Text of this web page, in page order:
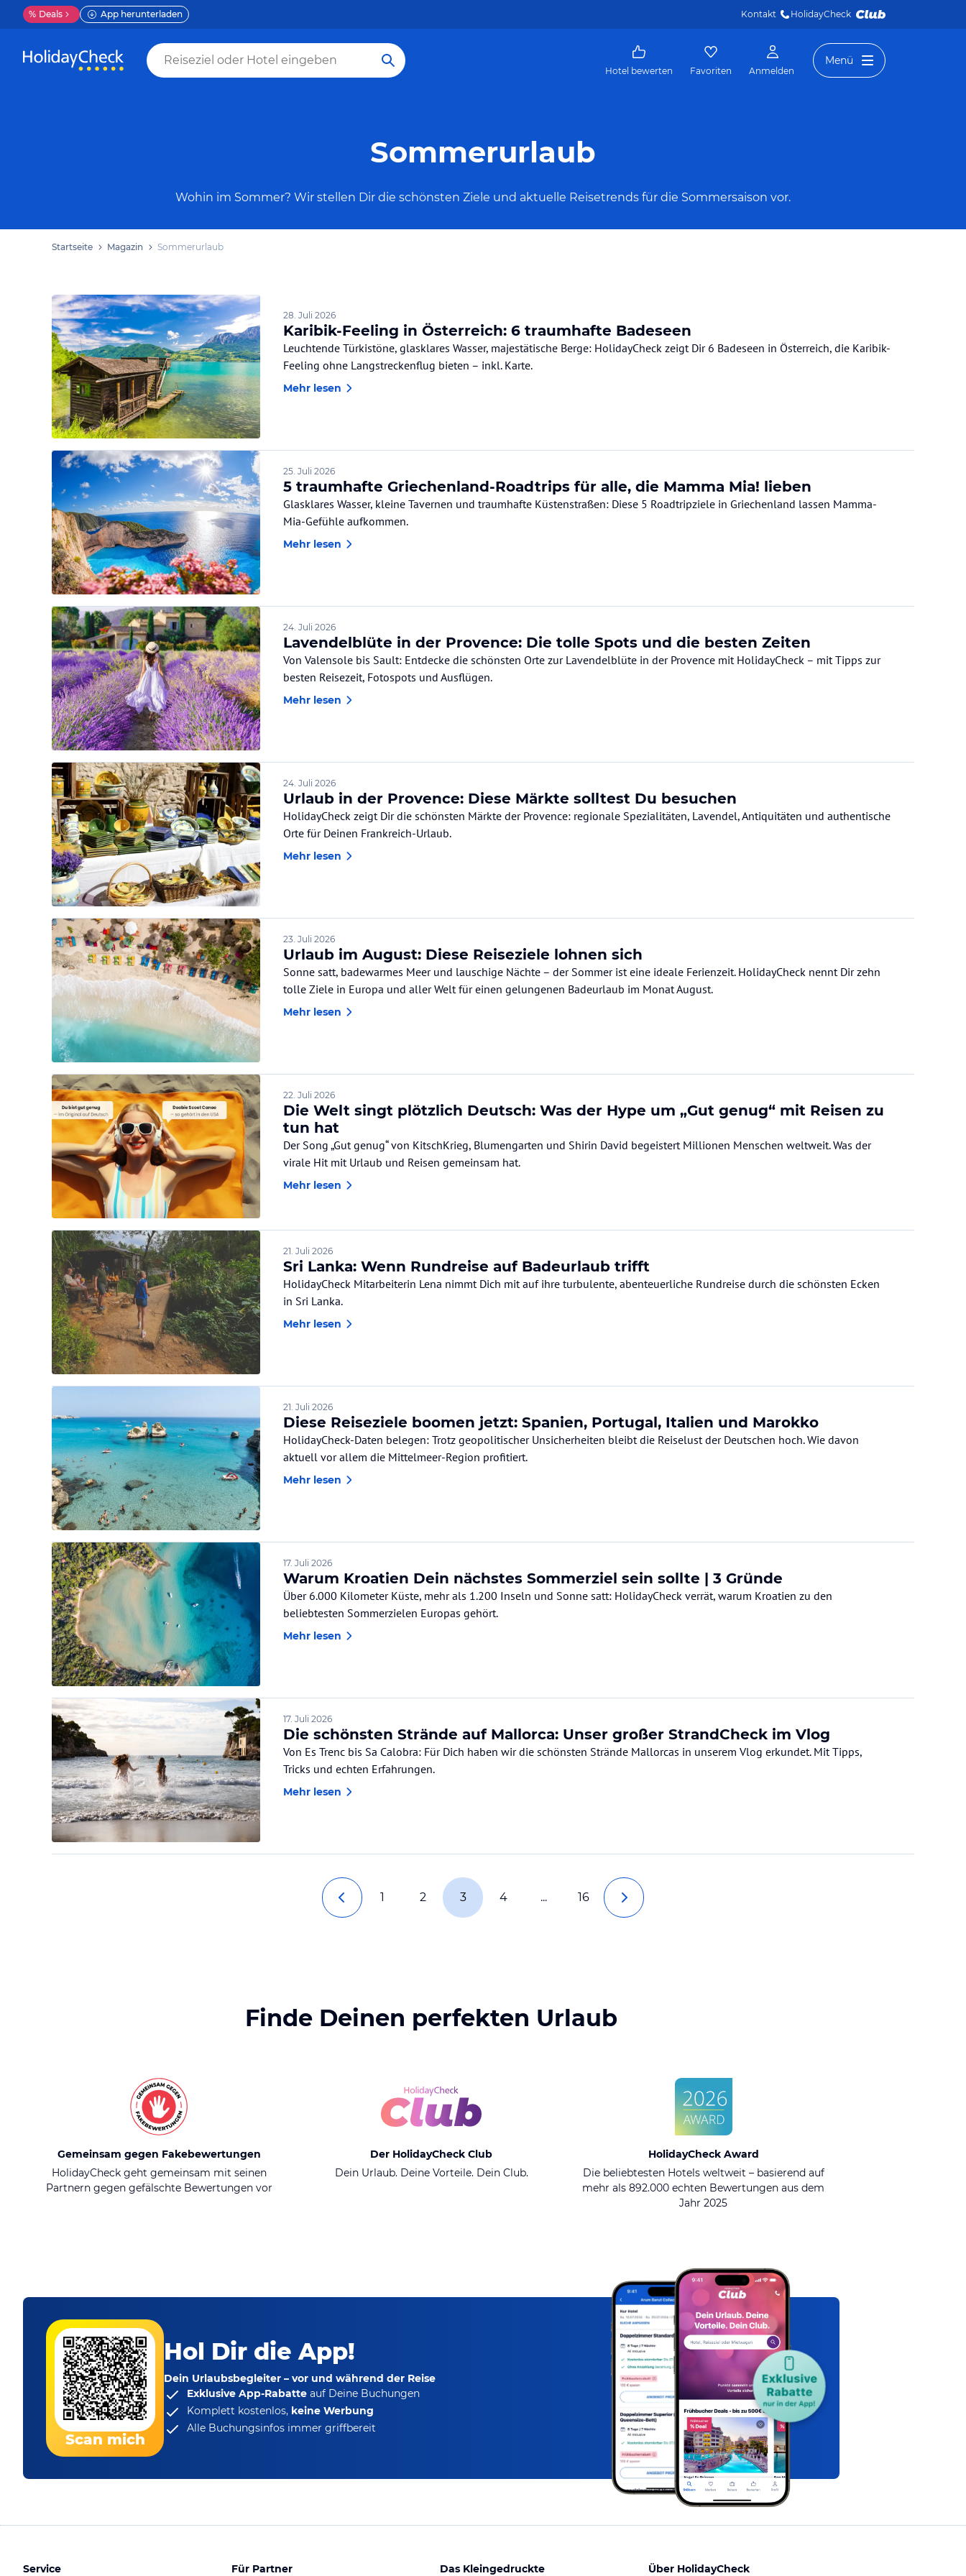
% Deals App herunterladen Kontakt HolidayCheck
Hotel bewerten Favoriten Anmelden
Menü
Sommerurlaub
Wohin im Sommer? Wir stellen Dir die schönsten Ziele und aktuelle Reisetrends für die Sommersaison vor.
Startseite Magazin Sommerurlaub
28. Juli 2026
Karibik-Feeling in Österreich: 6 traumhafte Badeseen
Leuchtende Türkistöne, glasklares Wasser, majestätische Berge: HolidayCheck zeigt Dir 6 Badeseen in Österreich, die Karibik-
Feeling ohne Langstreckenflug bieten – inkl. Karte.
Mehr lesen
25. Juli 2026
5 traumhafte Griechenland-Roadtrips für alle, die Mamma Mia! lieben
Glasklares Wasser, kleine Tavernen und traumhafte Küstenstraßen: Diese 5 Roadtripziele in Griechenland lassen Mamma-
Mia-Gefühle aufkommen.
Mehr lesen
24. Juli 2026
Lavendelblüte in der Provence: Die tolle Spots und die besten Zeiten
Von Valensole bis Sault: Entdecke die schönsten Orte zur Lavendelblüte in der Provence mit HolidayCheck – mit Tipps zur
besten Reisezeit, Fotospots und Ausflügen.
Mehr lesen
24. Juli 2026
Urlaub in der Provence: Diese Märkte solltest Du besuchen
HolidayCheck zeigt Dir die schönsten Märkte der Provence: regionale Spezialitäten, Lavendel, Antiquitäten und authentische
Orte für Deinen Frankreich-Urlaub.
Mehr lesen
23. Juli 2026
Urlaub im August: Diese Reiseziele lohnen sich
Sonne satt, badewarmes Meer und lauschige Nächte – der Sommer ist eine ideale Ferienzeit. HolidayCheck nennt Dir zehn
tolle Ziele in Europa und aller Welt für einen gelungenen Badeurlaub im Monat August.
Mehr lesen
22. Juli 2026
Die Welt singt plötzlich Deutsch: Was der Hype um „Gut genug“ mit Reisen zu
tun hat
Der Song „Gut genug“ von KitschKrieg, Blumengarten und Shirin David begeistert Millionen Menschen weltweit. Was der
virale Hit mit Urlaub und Reisen gemeinsam hat.
Mehr lesen
21. Juli 2026
Sri Lanka: Wenn Rundreise auf Badeurlaub trifft
HolidayCheck Mitarbeiterin Lena nimmt Dich mit auf ihre turbulente, abenteuerliche Rundreise durch die schönsten Ecken
in Sri Lanka.
Mehr lesen
21. Juli 2026
Diese Reiseziele boomen jetzt: Spanien, Portugal, Italien und Marokko
HolidayCheck-Daten belegen: Trotz geopolitischer Unsicherheiten bleibt die Reiselust der Deutschen hoch. Wie davon
aktuell vor allem die Mittelmeer-Region profitiert.
Mehr lesen
17. Juli 2026
Warum Kroatien Dein nächstes Sommerziel sein sollte | 3 Gründe
Über 6.000 Kilometer Küste, mehr als 1.200 Inseln und Sonne satt: HolidayCheck verrät, warum Kroatien zu den
beliebtesten Sommerzielen Europas gehört.
Mehr lesen
17. Juli 2026
Die schönsten Strände auf Mallorca: Unser großer StrandCheck im Vlog
Von Es Trenc bis Sa Calobra: Für Dich haben wir die schönsten Strände Mallorcas in unserem Vlog erkundet. Mit Tipps,
Tricks und echten Erfahrungen.
Mehr lesen
1 2 3 4 ... 16
Finde Deinen perfekten Urlaub
Gemeinsam gegen Fakebewertungen
HolidayCheck geht gemeinsam mit seinen
Partnern gegen gefälschte Bewertungen vor
Der HolidayCheck Club
Dein Urlaub. Deine Vorteile. Dein Club.
HolidayCheck Award
Die beliebtesten Hotels weltweit – basierend auf
mehr als 892.000 echten Bewertungen aus dem
Jahr 2025
Scan mich
Hol Dir die App!
Dein Urlaubsbegleiter – vor und während der Reise
Exklusive App-Rabatte auf Deine Buchungen
Komplett kostenlos, keine Werbung
Alle Buchungsinfos immer griffbereit
Service Für Partner Das Kleingedruckte Über HolidayCheck